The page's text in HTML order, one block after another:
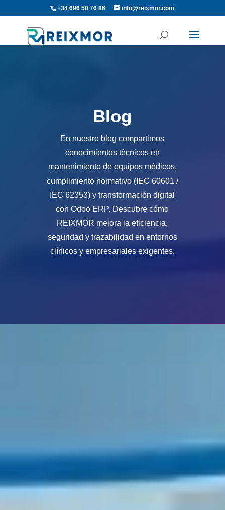
+34 696 50 76 86 info@reixmor.com
Blog
En nuestro blog compartimos
conocimientos técnicos en
mantenimiento de equipos médicos,
cumplimiento normativo (IEC 60601 /
IEC 62353) y transformación digital
con Odoo ERP. Descubre cómo
REIXMOR mejora la eficiencia,
seguridad y trazabilidad en entornos
clínicos y empresariales exigentes.